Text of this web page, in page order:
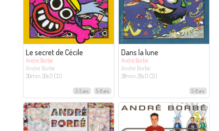
Le secret de Cécile
André Borbé
André Borbé
30min. 50s (1 CD)
3-5 ans 5-8 ans
Dans la lune
André Borbé
André Borbé
38min. 26s (1 CD)
5-8 ans